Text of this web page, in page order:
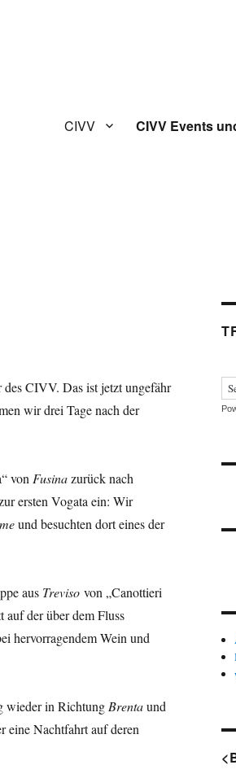
CIVV CIVV Events
CIVV. Das ist jetzt ungefähr
wir drei Tage nach der
von Fusinazurück nach
ersten Vogata ein: Wir
und besuchten dort eines der
aus Treviso von „Canottieri
der über dem Fluss
hervorragendem Wein und
wieder in Richtung Brentaund
eine Nachtfahrt auf deren